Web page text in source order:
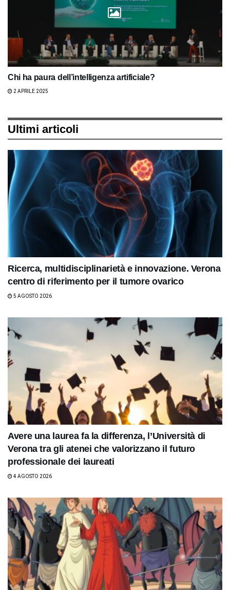
Chi ha paura dell’intelligenza artificiale?
2 APRILE 2025
Ultimi articoli
Ricerca, multidisciplinarietà e innovazione. Verona
centro di riferimento per il tumore ovarico
5 AGOSTO 2026
Avere una laurea fa la differenza, l’Università di
Verona tra gli atenei che valorizzano il futuro
professionale dei laureati
4 AGOSTO 2026